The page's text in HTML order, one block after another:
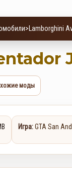
> Lamborghini
моды
Игра:GTA San